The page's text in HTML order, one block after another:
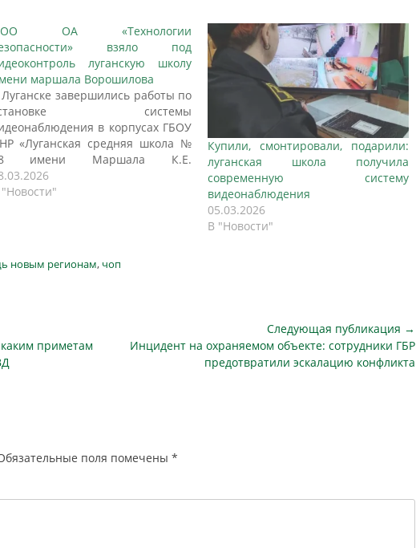
ОА «Технологии
взяло под
луганскую школу
маршала Ворошилова
завершились работы по
системы
в корпусах ГБОУ
«Луганская средняя школа №
имени Маршала К.Е.
Подрядчиком
ООО ОА «Технологии
это не просто
Купили, смонтировали, подарили:
луганская школа получила
современную систему
видеонаблюдения
05.03.2026
В "Новости"
новым регионам, чоп
приметам
Следующая публикация →
СледующаяИнцидент на охраняемом объекте: сотрудники ГБР
предотвратили эскалацию конфликта
поля помечены *